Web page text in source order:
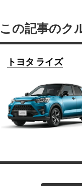
この記事のク
トヨタ ライズ